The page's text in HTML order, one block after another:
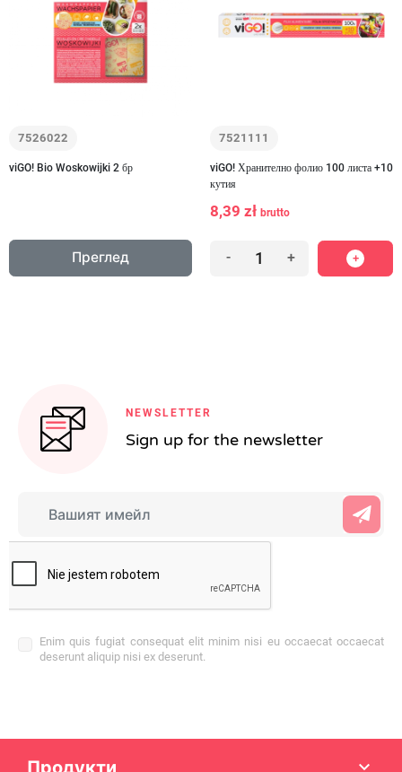
7526022
viGO! Bio Woskowijki 2 бр
Преглед
7521111
viGO! Хранително фолио 100 листа +10
кутия
8,39 zł brutto
- +
NEWSLETTER
Sign up for the newsletter
Enim quis fugiat consequat elit minim nisi eu occaecat occaecat
deserunt aliquip nisi ex deserunt.
Продукти 